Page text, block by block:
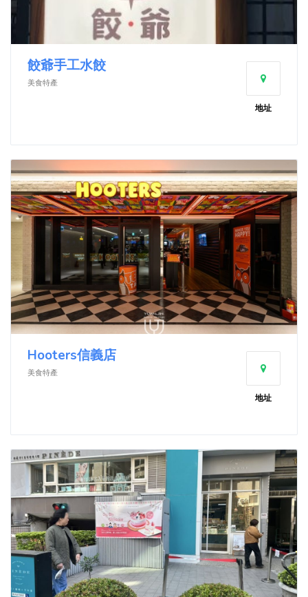
餃爺手工水餃
美食特產
地址
Hooters信義店
美食特產
地址